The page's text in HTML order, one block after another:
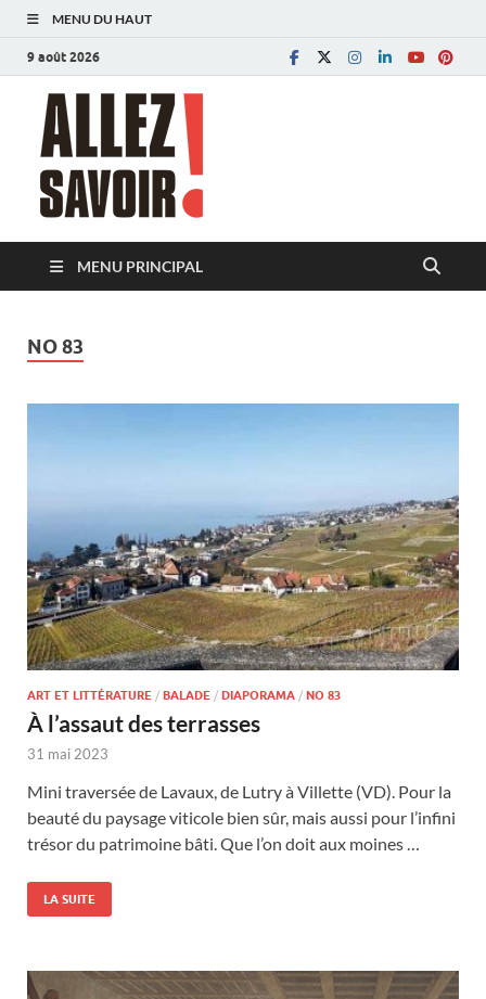
MENU DU HAUT
9 août 2026
MENU PRINCIPAL
NO 83
ART ET LITTÉRATURE / BALADE / DIAPORAMA / NO 83
À l’assaut des terrasses
31 mai 2023
Mini traversée de Lavaux, de Lutry à Villette (VD). Pour la
beauté du paysage viticole bien sûr, mais aussi pour l’infini
trésor du patrimoine bâti. Que l’on doit aux moines …
LA SUITE